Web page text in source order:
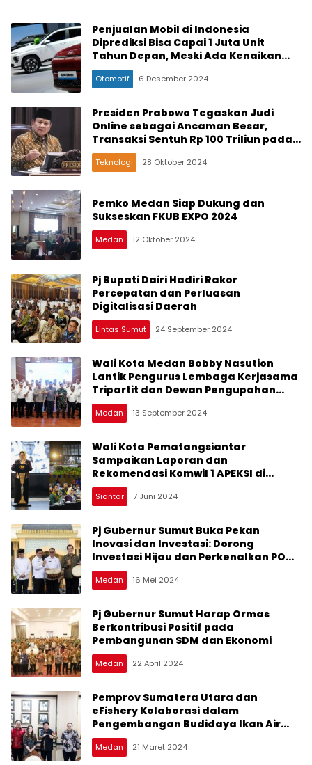
Penjualan Mobil di Indonesia
Diprediksi Bisa Capai 1 Juta Unit
Tahun Depan, Meski Ada Kenaikan
PPN
Otomotif 6 Desember 2024
Presiden Prabowo Tegaskan Judi
Online sebagai Ancaman Besar,
Transaksi Sentuh Rp 100 Triliun pada
Semester I-2024
Teknologi 28 Oktober 2024
Pemko Medan Siap Dukung dan
Sukseskan FKUB EXPO 2024
Medan 12 Oktober 2024
Pj Bupati Dairi Hadiri Rakor
Percepatan dan Perluasan
Digitalisasi Daerah
Lintas Sumut 24 September 2024
Wali Kota Medan Bobby Nasution
Lantik Pengurus Lembaga Kerjasama
Tripartit dan Dewan Pengupahan
Kota Medan Periode 2024-2027
Medan 13 September 2024
Wali Kota Pematangsiantar
Sampaikan Laporan dan
Rekomendasi Komwil 1 APEKSI di
Rakernas XVII
Siantar 7 Juni 2024
Pj Gubernur Sumut Buka Pekan
Inovasi dan Investasi: Dorong
Investasi Hijau dan Perkenalkan PON
XXI
Medan 16 Mei 2024
Pj Gubernur Sumut Harap Ormas
Berkontribusi Positif pada
Pembangunan SDM dan Ekonomi
Medan 22 April 2024
Pemprov Sumatera Utara dan
eFishery Kolaborasi dalam
Pengembangan Budidaya Ikan Air
Tawar
Medan 21 Maret 2024